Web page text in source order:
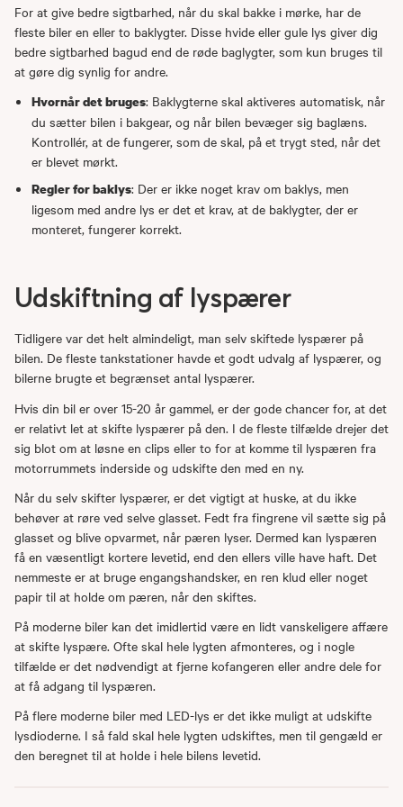
For at give bedre sigtbarhed, når du skal bakke i mørke, har de
fleste biler en eller to baklygter. Disse hvide eller gule lys giver dig
bedre sigtbarhed bagud end de røde baglygter, som kun bruges til
at gøre dig synlig for andre.
Hvornår det bruges: Baklygterne skal aktiveres automatisk, når
du sætter bilen i bakgear, og når bilen bevæger sig baglæns.
Kontrollér, at de fungerer, som de skal, på et trygt sted, når det
er blevet mørkt.
Regler for baklys: Der er ikke noget krav om baklys, men
ligesom med andre lys er det et krav, at de baklygter, der er
monteret, fungerer korrekt.
Udskiftning af lyspærer
Tidligere var det helt almindeligt, man selv skiftede lyspærer på
bilen. De fleste tankstationer havde et godt udvalg af lyspærer, og
bilerne brugte et begrænset antal lyspærer.
Hvis din bil er over 15-20 år gammel, er der gode chancer for, at det
er relativt let at skifte lyspærer på den. I de fleste tilfælde drejer det
sig blot om at løsne en clips eller to for at komme til lyspæren fra
motorrummets inderside og udskifte den med en ny.
Når du selv skifter lyspærer, er det vigtigt at huske, at du ikke
behøver at røre ved selve glasset. Fedt fra fingrene vil sætte sig på
glasset og blive opvarmet, når pæren lyser. Dermed kan lyspæren
få en væsentligt kortere levetid, end den ellers ville have haft. Det
nemmeste er at bruge engangshandsker, en ren klud eller noget
papir til at holde om pæren, når den skiftes.
På moderne biler kan det imidlertid være en lidt vanskeligere affære
at skifte lyspære. Ofte skal hele lygten afmonteres, og i nogle
tilfælde er det nødvendigt at fjerne kofangeren eller andre dele for
at få adgang til lyspæren.
På flere moderne biler med LED-lys er det ikke muligt at udskifte
lysdioderne. I så fald skal hele lygten udskiftes, men til gengæld er
den beregnet til at holde i hele bilens levetid.